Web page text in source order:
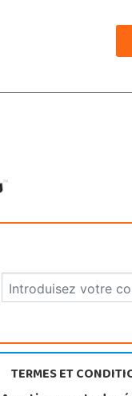
TERMES ET